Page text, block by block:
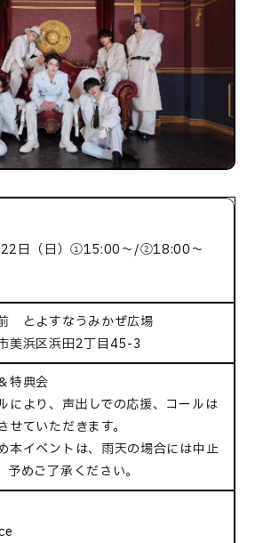
日（日）①15:00〜/②18:00〜
とよすなうみかぜ広場
美浜区浜田2丁目45-3
特典会
により、声出しでの応援、コールは
せていただきます。
本イベントは、雨天の場合には中止
予めご了承ください。